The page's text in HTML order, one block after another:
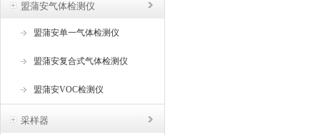
盟蒲安气体检测仪
盟蒲安单一气体检测仪
盟蒲安复合式气体检测仪
盟蒲安VOC检测仪
采样器